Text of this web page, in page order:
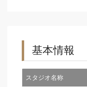
基本情報
スタジオ名称